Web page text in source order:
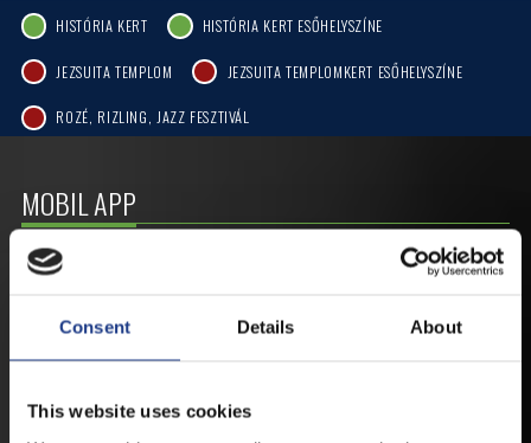
Consent Details About
This website uses cookies
HISTÓRIA KERT HISTÓRIA KERT ESŐHELYSZÍNE
JEZSUITA TEMPLOM JEZSUITA TEMPLOMKERT ESŐHELYSZÍNE
ROZÉ, RIZLING, JAZZ FESZTIVÁL
MOBIL APP